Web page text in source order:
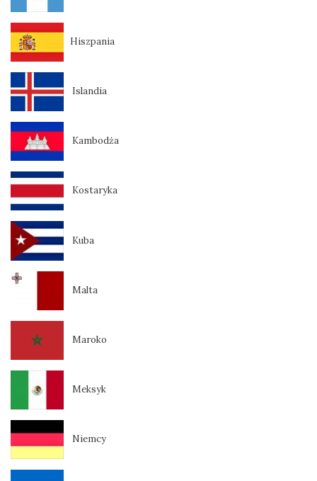
Hiszpania
Islandia
Kambodża
Kostaryka
Kuba
Malta
Maroko
Meksyk
Niemcy